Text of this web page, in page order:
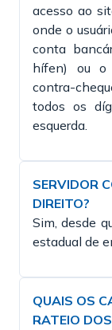
acesso ao
onde o
conta
hífen) ou o
contra-
todos os
esquerda.
SERVIDOR
DIREITO?
Sim, desde
estadual de
QUAIS OS
RATEIO